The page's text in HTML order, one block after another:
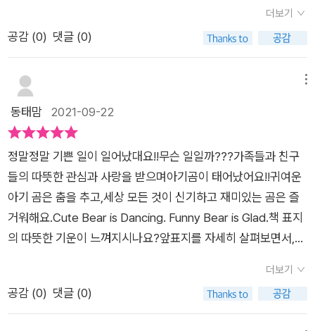
만...T_T) ​ 아이들과 함께 ABC 초코쿠키를 이용해 '오늘'을 나타
내는 단어를 만들려고 했는데...!막상 과자를 열어보니 생각보다
의 영어 수준이 조금 높다면 A부터 Z까지 이어지는 문장으로 이
야기 만들어보기를직접 해보면 좋겠지만 그것은 어른인 내가 하
기도 조금 힘든 일이었기에(...)3-4명씩 작은 모둠을 만들어 집단
지성을 활용해보려고 한다.한글날이 근처에 오면 ㄱㄴㄷ로도 해
볼 생각!-v 출판사로부터 도서를 제공받아 작성한 글입니다.​
도 된다.​그림이 따뜻하고 사랑스럽고전달되는 내용이 물 흐르듯
쉽고 간결해서아주 어린아이들에게 잠자리책으로 읽혀주기에도
고 스스로 읽어보게 해도 좋을 것 같다.한글 읽히기에도, 영어 읽
히기에도.​이런 책은 유아시절부터 초등학교 저학년까지두루두루
읽고 읽고 또 읽기 좋은 책
더보기
공감 (0) 댓글 (0)
동태맘 2021-09-22
정말정말 기쁜 일이 일어났대요!!무슨 일일까???가족들과 친구
들의 따뜻한 관심과 사랑을 받으며아기곰이 태어났어요!!귀여운
아기 곰은 춤을 추고,세상 모든 것이 신기하고 재미있는 곰은 즐
거워해요.Cute Bear is Dancing. Funny Bear is Glad.​책 표지
의 따뜻한 기운이 느껴지시나요?앞표지를 자세히 살펴보면서,마
담해주고,깨끗하게 씻겨주고,얼마나 자랐는지 줄자로 재어주고,
그림책을 읽어주며 세상 많은 것들을 알려주고 싶었어요.알파벳
끝말잇기를 하며 생활 속 익숙한 낱말을 영단어로 알 수 있어요.
더보기
공감 (0) 댓글 (0)